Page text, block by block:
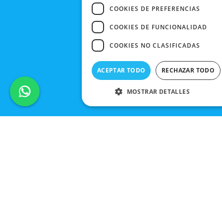
COOKIES DE PREFERENCIAS
COOKIES DE FUNCIONALIDAD
COOKIES NO CLASIFICADAS
ACEPTAR TODO RECHAZAR TODO
MOSTRAR DETALLES